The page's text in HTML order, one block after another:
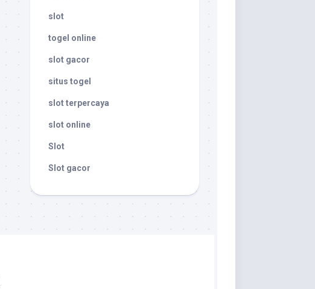
slot
togel online
slot gacor
situs togel
slot terpercaya
slot online
Slot
Slot gacor